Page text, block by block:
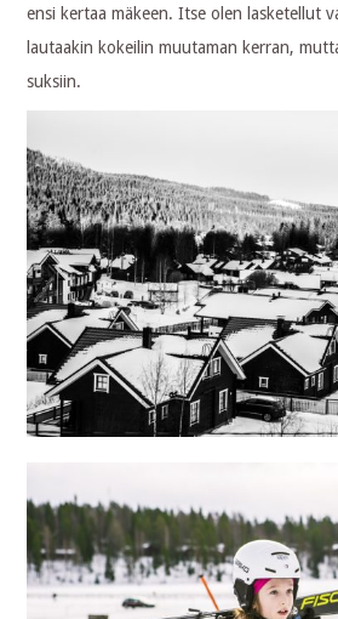
ensi kertaa mäkeen. Itse olen lasketellut
lautaakin kokeilin muutaman kerran,
suksiin.